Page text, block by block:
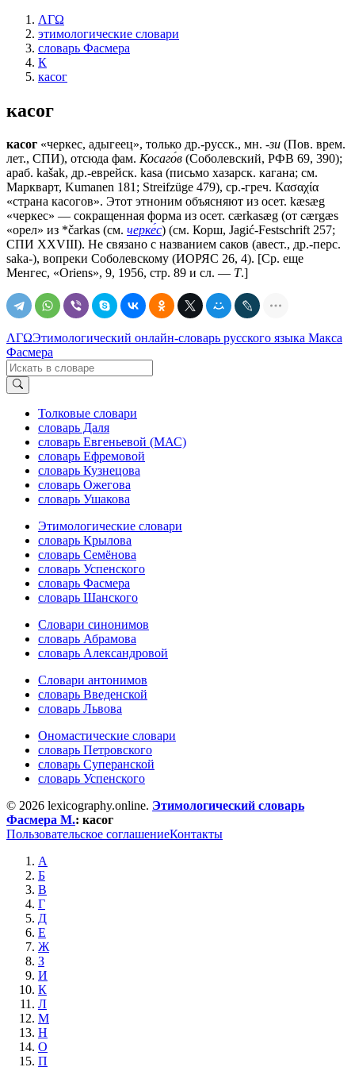
ΛΓΩ
этимологические словари
словарь Фасмера
К
касог
касог
касог «черкес, адыгеец», только др.-русск., мн. -зи (Пов. врем.
лет., СПИ), отсюда фам. Косаго́в (Соболевский, РФВ 69, 390);
араб. kаšаk, др.-еврейск. kasa (письмо хазарск. кагана; см.
Маркварт, Kumanen 181; Streifzüge 479), ср.-греч. Κασαχία
«страна касогов». Этот этноним объясняют из осет. kæsæg
«черкес» — сокращенная форма из осет. cærkasæg (от cærgæs
«орел» из *čаrkаs (см. черке́с) (см. Корш, Jagić-Festschrift 257;
СПИ XXVIII). Не связано с названием саков (авест., др.-перс.
sаkа-), вопреки Соболевскому (ИОРЯС 26, 4). [Ср. еще
Менгес, «Oriens», 9, 1956, стр. 89 и сл. — Т.]
ΛΓΩЭтимологический онлайн-словарь русского языка Макса
Фасмера
Толковые словари
словарь Даля
словарь Евгеньевой (МАС)
словарь Ефремовой
словарь Кузнецова
словарь Ожегова
словарь Ушакова
Этимологические словари
словарь Крылова
словарь Семёнова
словарь Успенского
словарь Фасмера
словарь Шанского
Словари синонимов
словарь Абрамова
словарь Александровой
Словари антонимов
словарь Введенской
словарь Львова
Ономастические словари
словарь Петровского
словарь Суперанской
словарь Успенского
© 2026 lexicography.online. Этимологический словарь
Фасмера М.: касог
Пользовательское соглашениеКонтакты
А
Б
В
Г
Д
Е
Ж
З
И
К
Л
М
Н
О
П